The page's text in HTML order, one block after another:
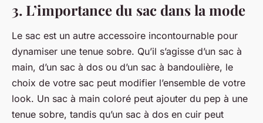
3. L’importance du sac dans la mode
Le sac est un autre accessoire incontournable pour
dynamiser une tenue sobre. Qu’il s’agisse d’un sac à
main, d’un sac à dos ou d’un sac à bandoulière, le
choix de votre sac peut modifier l’ensemble de votre
look. Un sac à main coloré peut ajouter du pep à une
tenue sobre, tandis qu’un sac à dos en cuir peut